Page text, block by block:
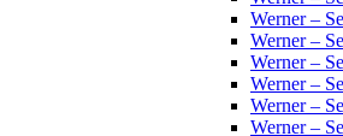
Werner –
Werner –
Werner –
Werner –
Werner –
Werner –